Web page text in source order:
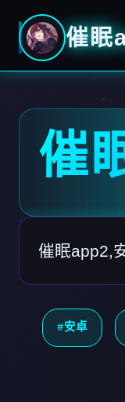
催眠
催
催眠app2,
#安卓